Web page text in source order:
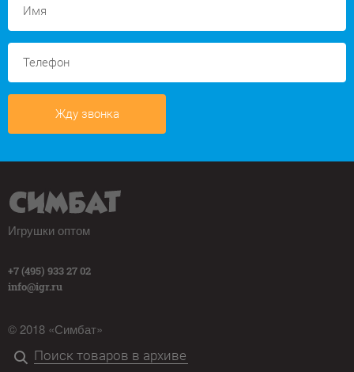
Жду звонка
Игрушки оптом
+7 (495) 933 27 02
info@igr.ru
© 2018 «Симбат»